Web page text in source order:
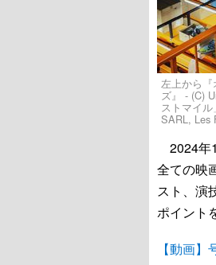
左上から
ズ』 - (C)
ストマイ
SARL, Les
2024年
全ての映
スト、演
ポイント
【動画